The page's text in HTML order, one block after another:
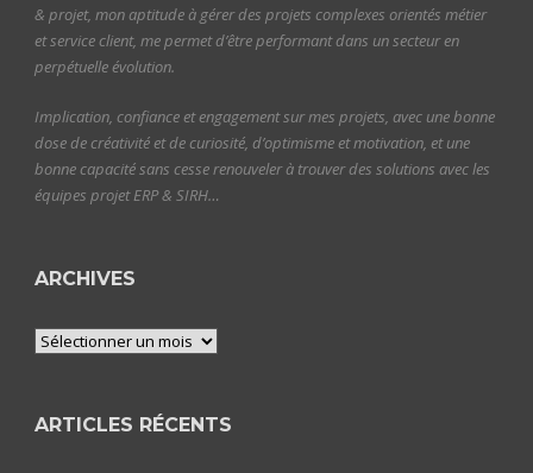
& projet, mon aptitude à gérer des projets complexes orientés métier
et service client, me permet d’être performant dans un secteur en
perpétuelle évolution.
Implication, confiance et engagement sur mes projets, avec une bonne
dose de créativité et de curiosité, d’optimisme et motivation, et une
bonne capacité sans cesse renouveler à trouver des solutions avec les
équipes projet ERP & SIRH…
ARCHIVES
Archives
ARTICLES RÉCENTS